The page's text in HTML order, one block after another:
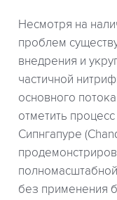
Несмотря на
проблем
внедрения и
частичной
основного
отметить
Сипнгапуре
без применения